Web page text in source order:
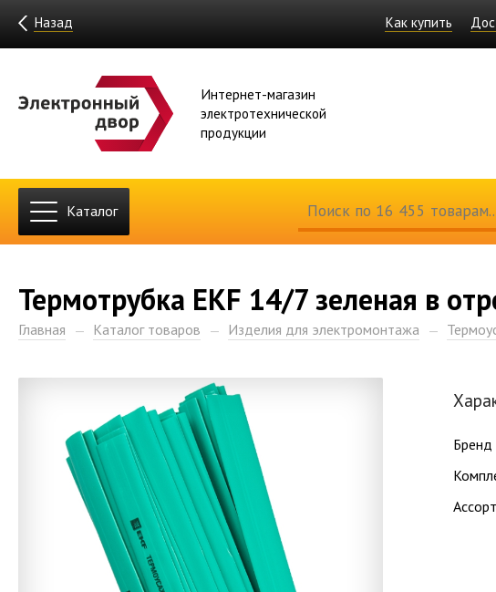
Назад Как купить
Интернет-магазин
электротехнической
продукции
Каталог
Термотрубка EKF 14/7 зеленая в
Главная Каталог товаров Изделия для электромонтажа
Бренд